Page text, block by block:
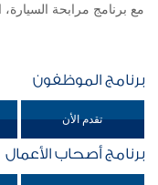
مع برنامج مرابحة
برنامج الموظفون
تقدم الأن
برنامج أصحاب الأعمال